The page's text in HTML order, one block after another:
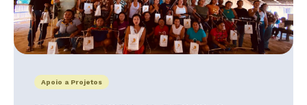
Apoio a Projetos